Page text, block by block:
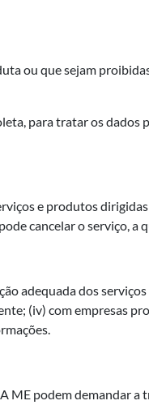
ou que sejam
para tratar os dados
e produtos
cancelar o serviço, a
adequada dos
(iv) com empresas
podem demandar a